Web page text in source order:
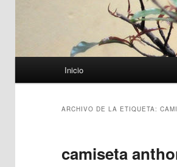
Inicio
ARCHIVO DE LA ETIQUETA:
camiseta